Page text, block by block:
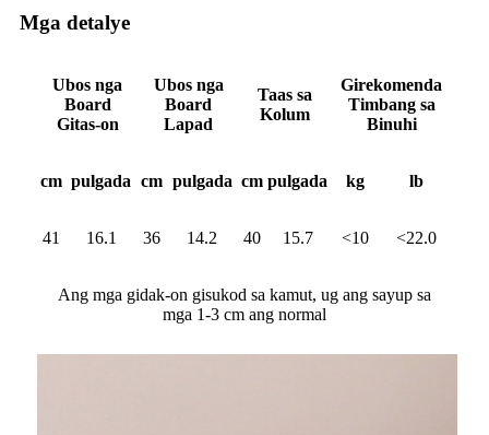
Mga detalye
Ubos nga
Board
Gitas-on
Ubos nga
Board
Lapad
Taas sa
Kolum
Girekomenda
Timbang sa
Binuhi
cm pulgada cm pulgada cm pulgada kg lb
41 16.1 36 14.2 40 15.7 <10 <22.0
Ang mga gidak-on gisukod sa kamut, ug ang sayup sa
mga 1-3 cm ang normal